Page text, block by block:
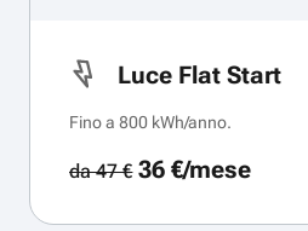
Luce Flat Start
Fino a 800 kWh/anno.
da 47 €36 €/mese